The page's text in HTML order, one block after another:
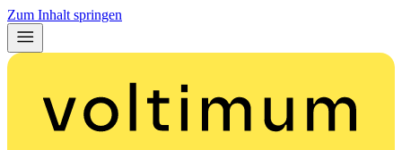
Zum Inhalt springen